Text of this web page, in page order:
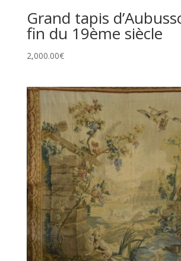
Grand tapis
fin du 19ème siècle
2,000.00€